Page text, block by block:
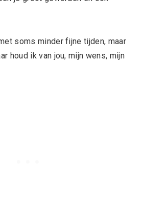
soms minder fijne tijden, maar
houd ik van jou, mijn wens, mijn